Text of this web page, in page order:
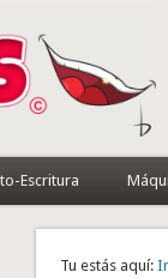
Escritura
Tu estás aquí: